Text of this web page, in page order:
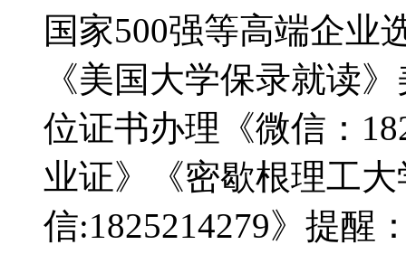
国家500强等高端企业
《美国大学保录就读
位证书办理《微信：
业证》《密歇根理工
信:1825214279》提醒